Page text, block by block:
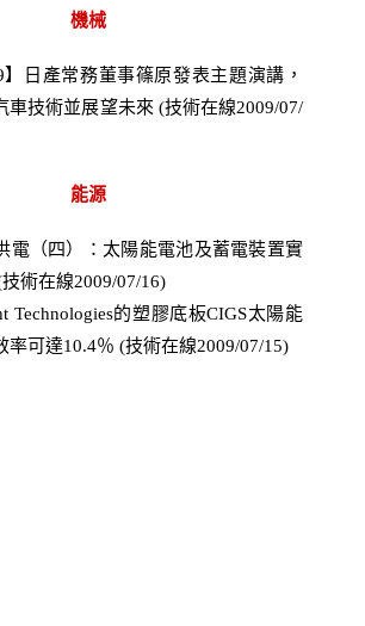
機械
】日產常務董事篠原發表主題演講，
車技術並展望未來 (技術在線2009/07/
能源
電（四）：太陽能電池及蓄電裝置實
術在線2009/07/16)
Technologies的塑膠底板CIGS太陽能
率可達10.4％ (技術在線2009/07/15)